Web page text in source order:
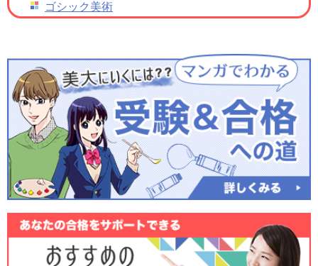
ゴシック美術